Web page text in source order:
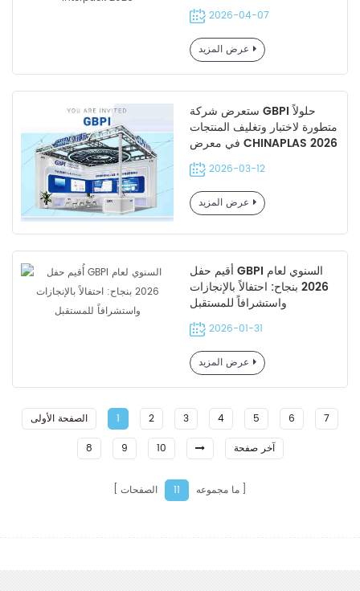
2026-04-07
عرض المزيد
ستعرض شركة GBPI حلولاً
متطورة لاختبار وتغليف المنتجات
في معرض CHINAPLAS 2026
2026-03-12
عرض المزيد
أُقيم حفل GBPI السنوي لعام
2026 بنجاح: احتفالاً بالإنجازات
واستشرافاً للمستقبل
2026-01-31
عرض المزيد
الصفحة الأولى 1 2 3 4 5 6
7
8
9 10 آخر صفحة
ما مجموعه 11 الصفحات